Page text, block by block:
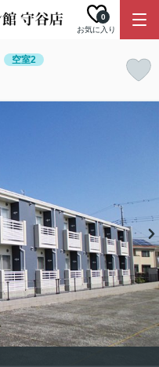
お気に入り
0
空室2